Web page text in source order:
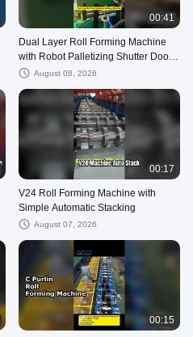
00:41
Dual Layer Roll Forming Machine
with Robot Palletizing Shutter Door
& Corrugated Panel
August 08, 2026
00:17
V24 Roll Forming Machine with
Simple Automatic Stacking
August 07, 2026
00:15